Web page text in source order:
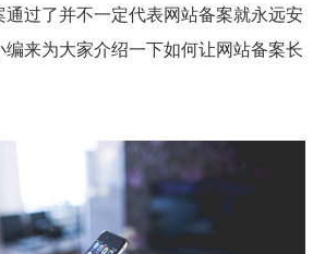
通过了并不一定代表网站备案就永远安
编来为大家介绍一下如何让网站备案长